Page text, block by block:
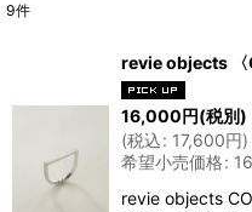
9件
revie objects 〈
16,000円(税別)
(税込: 17,600円)
希望小売価格:
revie objects